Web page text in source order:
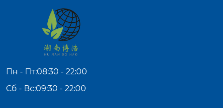
Пн - Пт:08:30 - 22:00
Сб - Вс:09:30 - 22:00